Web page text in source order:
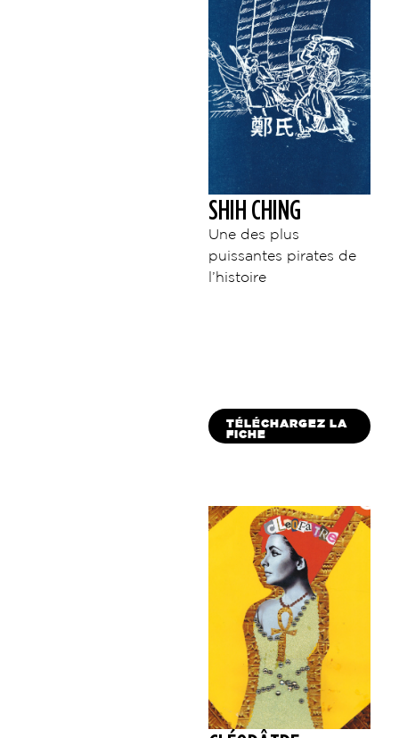
SHIH CHING
Une des plus
puissantes pirates de
l’histoire
TÉLÉCHARGEZ LA
FICHE